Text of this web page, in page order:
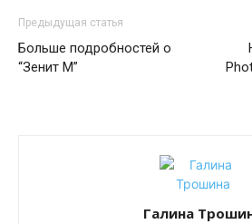
Предыдущая статья
Больше подробностей о
“Зенит М”
Галина